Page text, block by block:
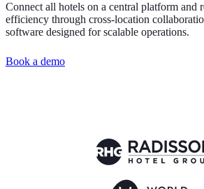
Connect all hotels on a central platform and
efficiency through cross-location
software designed for scalable operations.
Book a demo